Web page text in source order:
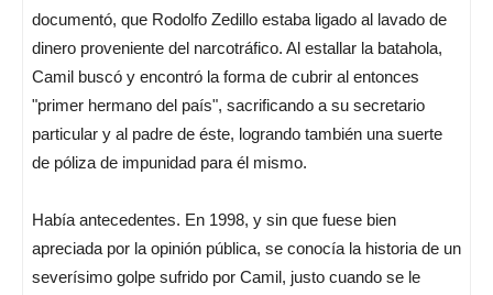
documentó, que Rodolfo Zedillo estaba ligado al lavado de
dinero proveniente del narcotráfico. Al estallar la batahola,
Camil buscó y encontró la forma de cubrir al entonces
"primer hermano del país", sacrificando a su secretario
particular y al padre de éste, logrando también una suerte
de póliza de impunidad para él mismo.
Había antecedentes. En 1998, y sin que fuese bien
apreciada por la opinión pública, se conocía la historia de un
severísimo golpe sufrido por Camil, justo cuando se le